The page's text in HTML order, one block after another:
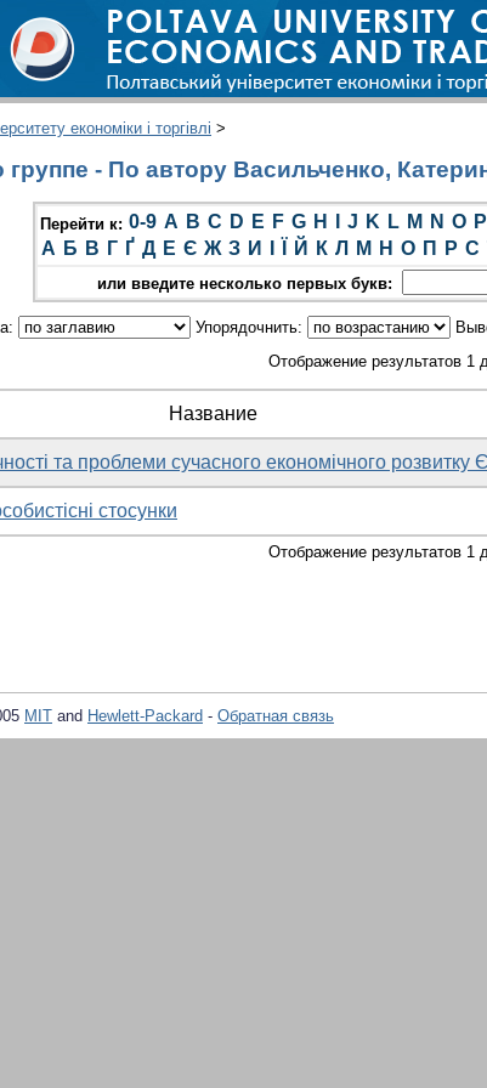
економіки і торгівлі >
- По автору Васильченко,
Перейти к: 0-9 A B C D E F G H J K L M N O P
А Б В Г Ґ Д Е Є Ж З И Й К Л М Н О П Р С
или введите несколько первых букв:
Упорядочнить:
Отображение результатов 1
Название
та проблеми сучасного економічного розвитку
стосунки
Отображение результатов 1
MIT and Hewlett-Packard - Обратная связь